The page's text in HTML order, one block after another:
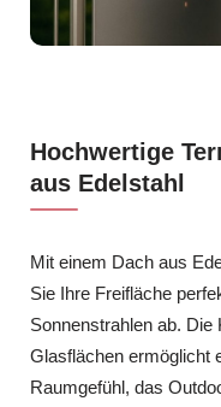
Hochwertige
aus Edelstahl
Mit einem Dach aus
Sie Ihre Freifläche
Sonnenstrahlen ab.
Glasflächen ermöglicht
Raumgefühl, das